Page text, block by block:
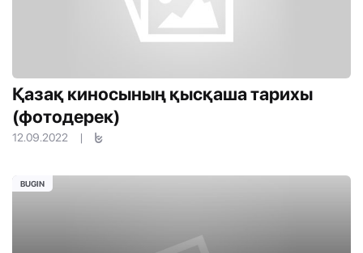
Қазақ киносының қысқаша тарихы
(фотодерек)
12.09.2022 |
BUGIN